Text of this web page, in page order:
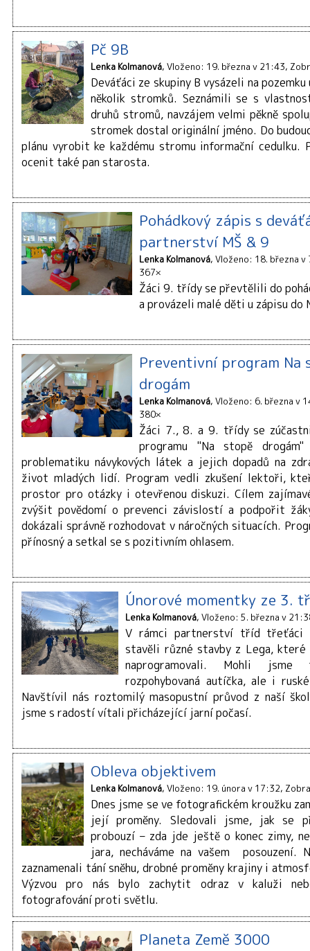
Pč 9B
Lenka Kolmanová Vloženo: 19. března v 21:43
Deváťáci ze skupiny B vysázeli na pozemku
několik stromků. Seznámili se s
druhů stromů, navzájem velmi pěkně
stromek dostal originální jméno. Do
plánu vyrobit ke každému stromu informační cedulku.
ocenit také pan starosta.
Pohádkový zápis s
partnerství MŠ & 9
Lenka Kolmanová Vloženo: 18. března v
367×
Žáci 9. třídy se převtělili do
a provázeli malé děti u zápisu do
Preventivní program Na
drogám
Lenka Kolmanová Vloženo: 6. března v
380×
Žáci 7., 8. a 9. třídy se
programu "Na stopě drogám"
problematiku návykových látek a jejich dopadů na
život mladých lidí. Program vedli zkušení lektoři,
prostor pro otázky i otevřenou diskuzi. Cílem
zvýšit povědomí o prevenci závislostí a podpořit
dokázali správně rozhodovat v náročných situacích.
přínosný a setkal se s pozitivním ohlasem.
Únorové momentky ze 3.
Lenka Kolmanová Vloženo: 5. března v
V rámci partnerství tříd třeťáci
stavěli různé stavby z Lega, které
naprogramovali. Mohli jsme
rozpohybovaná autíčka, ale i
Navštívil nás roztomilý masopustní průvod z naší
jsme s radostí vítali přicházející jarní počasí.
Obleva objektivem
Lenka Kolmanová Vloženo: 19. února v 17:32
Dnes jsme se ve fotografickém kroužku
její proměny. Sledovali jsme, jak se
probouzí – zda jde ještě o konec zimy,
jara, necháváme na vašem posouzení.
zaznamenali tání sněhu, drobné proměny krajiny i
Výzvou pro nás bylo zachytit odraz v kaluži
fotografování proti světlu.
Planeta Země 3000